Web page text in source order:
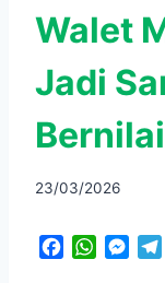
Walet
Jadi
23/03/2026
W
M